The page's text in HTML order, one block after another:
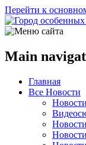
Перейти к
Main
Главная
Все Новости